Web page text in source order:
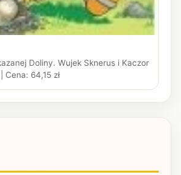
Doliny. Wujek Sknerus i Kaczor
Cena: 64,15 zł